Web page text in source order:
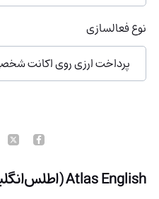
نوع فعالسازی
پرداخت ارزی روی اکانت
Atlas English (اطلس‌انگلیش)